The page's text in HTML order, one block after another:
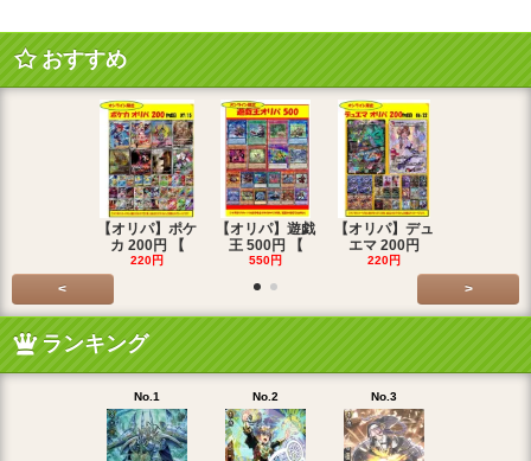
おすすめ
【オリパ】ポケ
カ 200円 【
220円
【オリパ】遊戯
王 500円 【
550円
【オリパ】デュ
エマ 200円
220円
< >
ランキング
No.1 No.2 No.3